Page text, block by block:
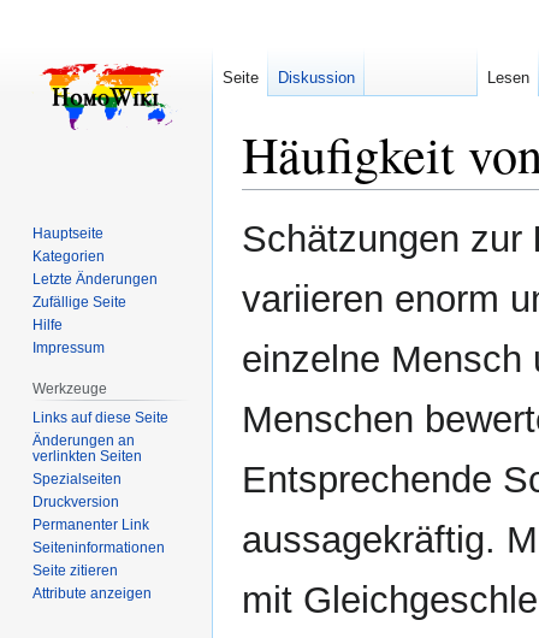
Häufigkeit
Zur
Navigation
Zur
Suche
Schätzungen zur
variieren enorm
einzelne Mensch
Menschen
Entsprechende
aussagekräftig.
mit
Seite Diskussion Lesen
Hauptseite
Kategorien
Letzte Änderungen
Zufällige Seite
Hilfe
Impressum
Werkzeuge
Links auf diese Seite
Änderungen an
verlinkten Seiten
Spezialseiten
Druckversion
Permanenter Link
Seiten­­informationen
Seite zitieren
Attribute anzeigen